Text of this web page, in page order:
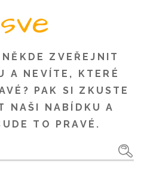
ZVEŘEJNIT
A NEVÍTE, KTERÉ
PAK SI ZKUSTE
NAŠI NABÍDKU A
TO PRAVÉ.